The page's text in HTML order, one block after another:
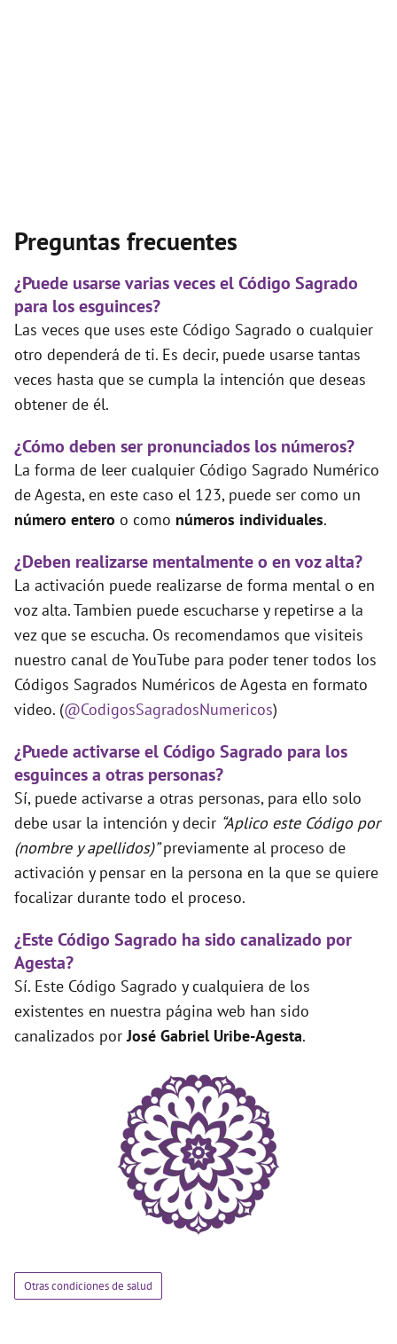
Preguntas frecuentes
¿Puede usarse varias veces el Código Sagrado
para los esguinces?
Las veces que uses este Código Sagrado o cualquier
otro dependerá de ti. Es decir, puede usarse tantas
veces hasta que se cumpla la intención que deseas
obtener de él.
¿Cómo deben ser pronunciados los números?
La forma de leer cualquier Código Sagrado Numérico
de Agesta, en este caso el 123, puede ser como un
número entero o como números individuales.
¿Deben realizarse mentalmente o en voz alta?
La activación puede realizarse de forma mental o en
voz alta. Tambien puede escucharse y repetirse a la
vez que se escucha. Os recomendamos que visiteis
nuestro canal de YouTube para poder tener todos los
Códigos Sagrados Numéricos de Agesta en formato
video. (@CodigosSagradosNumericos)
¿Puede activarse el Código Sagrado para los
esguinces a otras personas?
Sí, puede activarse a otras personas, para ello solo
debe usar la intención y decir “Aplico este Código por
(nombre y apellidos)”previamente al proceso de
activación y pensar en la persona en la que se quiere
focalizar durante todo el proceso.
¿Este Código Sagrado ha sido canalizado por
Agesta?
Sí. Este Código Sagrado y cualquiera de los
existentes en nuestra página web han sido
canalizados porJosé Gabriel Uribe-Agesta.
Otras condiciones de salud